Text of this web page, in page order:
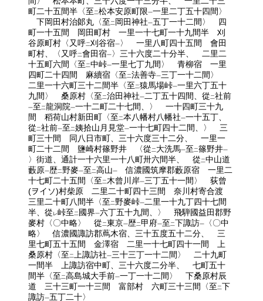
町二十五間半〈至二松本安原町限一一里二丁五十四間〉
下岡田村治郞丸〈至二岡田神社一五丁一十二間〉 四
町一十五間 岡田町村 一里一十七町一十九間半 刈
谷原町村〈又呼二刈谷宿一 〉 一里八町四十五間 會田
町村、〈又呼二會田宿一 〉三十六度二十分半、 二里二
十五町六間〈至二中峠一一里七丁九間〉 青柳宿 一里
四町二十四間 麻續宿〈至二法善寺一三丁一十二間〉
二里一十六町三十二間半〈至二猿馬場峠一一里六丁五十
九間〉 桑原村〈至二治田神社一 二丁五十四間、從二社前
一至二龍洞院一一十二町二十七間、〉 一十四町三十九
間 稻荷山村新田町〈至二本八幡村八幡社一一十五丁、
從二社前一至二姨拾山月見堂一一十七町四十二間、〉 三
町三十間 同八日市町、三十六度三十二分、 一里一
町二十二間 鹽崎村篠野井 〈從二大洗馬一至二篠野井一
〉街道、通計一十六里一十八町卅六間半、 從二中山道
藪原一歴二野麥一至二高山一
信濃國筑摩郡藪原宿 一里二
十七町二十五間〈至二木曾川岸一三丁五十一間〉 荻曾
(ヲイソ)村柴原 二里二十町四十三間 奈川村寄合渡
三里二十町八間半〈至二野麥峠一 二里一十九丁四十七間
半、從 レ峠至二國界一六丁五十九間、〉 飛騨國益田郡野
麥村〈〇中略〉 從二東京一歴二甲府一至二下諏訪一
〈〇中
略〉 信濃國諏訪郡蔦木宿、三十五度五十二分、 三
里七町五十五間 金澤宿 二里一十七町四十一間 上
桑原村〈至二 上諏訪社一三十三丁一十二間〉 二十九町
一間半 上諏訪宿中町、三十六度二分半、 七町五十
間半〈至二高島城大手前一一丁一十二間〉 下桑原村辰
道 三十三町一十三間 富部村 六町三十三間〈至二下
諏訪一五丁二十〉